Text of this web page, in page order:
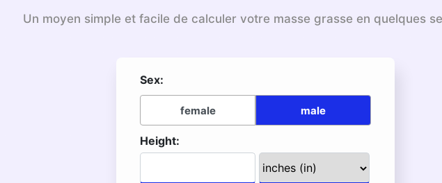
Un moyen simple et facile de calculer votre masse grasse en quelques
Sex:
female male
Height: